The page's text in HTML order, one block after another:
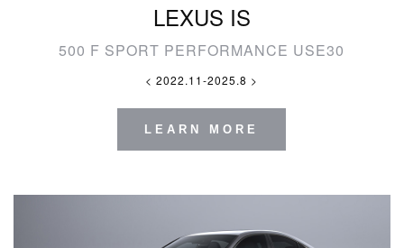
LEXUS IS
500 F SPORT PERFORMANCE USE30
< 2022.11-2025.8 >
LEARN MORE